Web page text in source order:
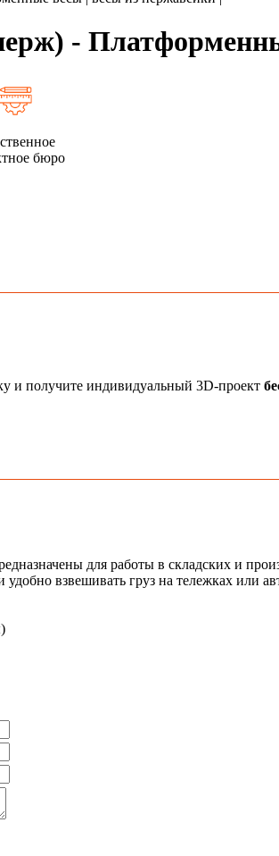
-
бюро
и получите индивидуальный 3D-проект
для работы в складских и
удобно взвешивать груз на тележках